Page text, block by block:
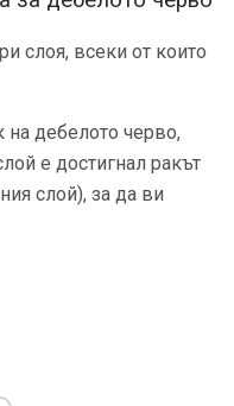
слоя, всеки от които
на дебелото черво,
е достигнал ракът
слой), за да ви